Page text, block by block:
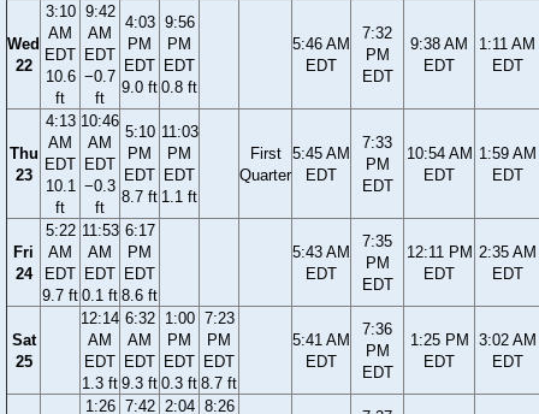
Wed
22
3:10
AM
EDT
10.6
ft
9:42
AM
EDT
−0.7
ft
4:03
PM
EDT
9.0 ft
9:56
PM
EDT
0.8 ft
5:46 AM
EDT
7:32
PM
EDT
9:38 AM
EDT
1:11 AM
EDT
Thu
23
4:13
AM
EDT
10.1
ft
10:46
AM
EDT
−0.3
ft
5:10
PM
EDT
8.7 ft
11:03
PM
EDT
1.1 ft
First
Quarter
5:45 AM
EDT
7:33
PM
EDT
10:54 AM
EDT
1:59 AM
EDT
Fri
24
5:22
AM
EDT
9.7 ft
11:53
AM
EDT
0.1 ft
6:17
PM
EDT
8.6 ft
5:43 AM
EDT
7:35
PM
EDT
12:11 PM
EDT
2:35 AM
EDT
Sat
25
12:14
AM
EDT
1.3 ft
6:32
AM
EDT
9.3 ft
1:00
PM
EDT
0.3 ft
7:23
PM
EDT
8.7 ft
5:41 AM
EDT
7:36
PM
EDT
1:25 PM
EDT
3:02 AM
EDT
1:26 7:42
2:04 8:26